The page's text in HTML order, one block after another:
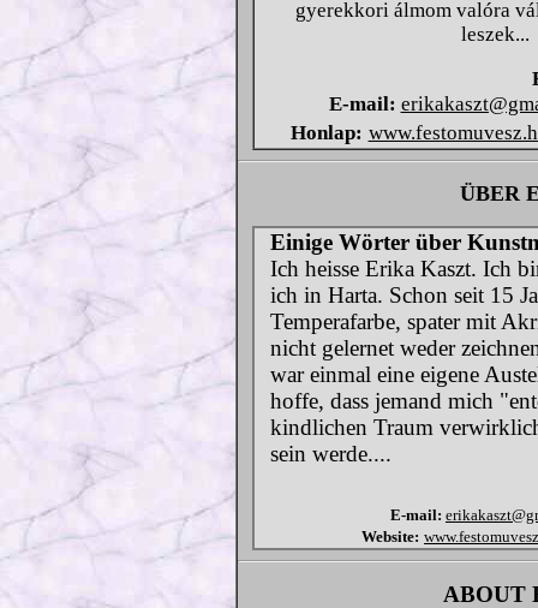
gyerekkori álmom valóra
leszek...
E-mail:
Honlap:
ÜBER
Einige Wörter über
Ich heisse Erika Kaszt. Ich
ich in Harta. Schon seit 15
Temperafarbe, spater mit
nicht gelernet weder
war einmal eine eigene
hoffe, dass jemand mich
kindlichen Traum
sein werde....
E-mail:
Website:
ABOUT